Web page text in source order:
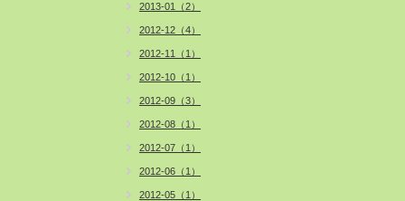
2013-01（2）
2012-12（4）
2012-11（1）
2012-10（1）
2012-09（3）
2012-08（1）
2012-07（1）
2012-06（1）
2012-05（1）